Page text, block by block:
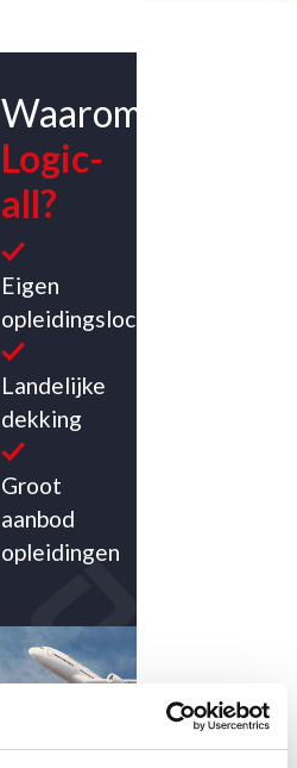
Waarom
Logic-
all?
Eigen
opleidingslocatie
Landelijke
dekking
Groot
aanbod
opleidingen